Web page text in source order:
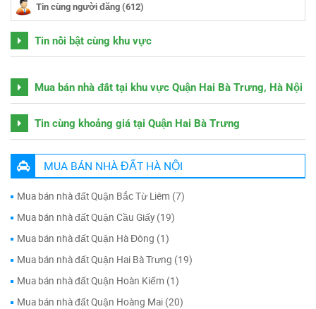
Tin cùng người đăng (612)
Tin nổi bật cùng khu vực
Mua bán nhà đất tại khu vực Quận Hai Bà Trưng, Hà Nội
Tin cùng khoảng giá tại Quận Hai Bà Trưng
MUA BÁN NHÀ ĐẤT HÀ NỘI
Mua bán nhà đất Quận Bắc Từ Liêm (7)
Mua bán nhà đất Quận Cầu Giấy (19)
Mua bán nhà đất Quận Hà Đông (1)
Mua bán nhà đất Quận Hai Bà Trưng (19)
Mua bán nhà đất Quận Hoàn Kiếm (1)
Mua bán nhà đất Quận Hoàng Mai (20)